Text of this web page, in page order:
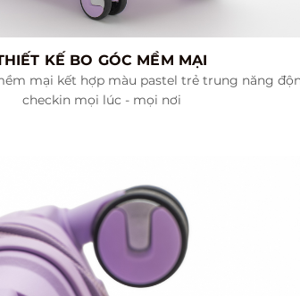
KẾ BO GÓC MỀM MẠI
mại kết hợp màu pastel trẻ trung năng
checkin mọi lúc - mọi nơi